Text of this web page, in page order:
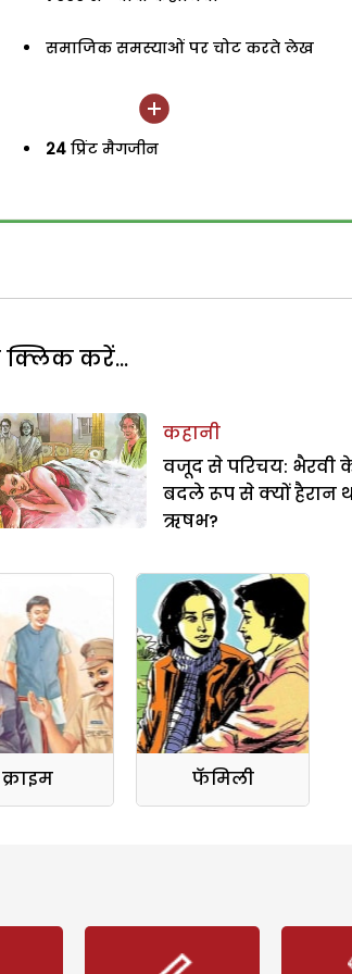
समाजिक समस्याओं पर चोट करते लेख
24 प्रिंट मैगजीन
क्लिक करें...
कहानी
वजूद से परिचय: भैरवी
बदले रूप से क्यों हैरान
ऋषभ?
क्राइम फॅमिली